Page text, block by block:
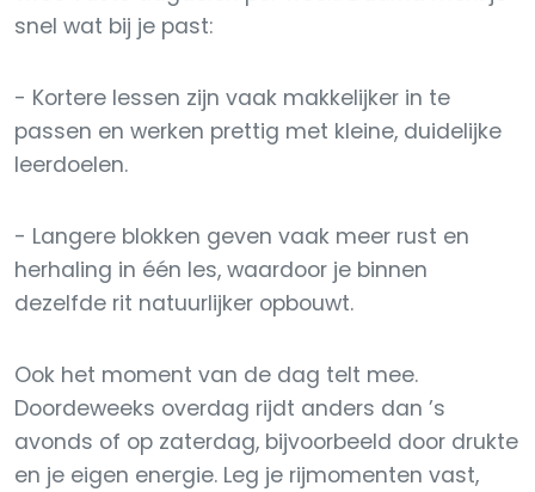
snel wat bij je past:
- Kortere lessen zijn vaak makkelijker in te
passen en werken prettig met kleine, duidelijke
leerdoelen.
- Langere blokken geven vaak meer rust en
herhaling in één les, waardoor je binnen
dezelfde rit natuurlijker opbouwt.
Ook het moment van de dag telt mee.
Doordeweeks overdag rijdt anders dan ’s
avonds of op zaterdag, bijvoorbeeld door drukte
en je eigen energie. Leg je rijmomenten vast,